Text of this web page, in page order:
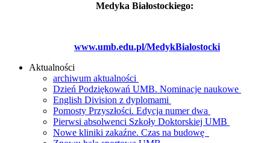
Medyka Białostockiego:
www.umb.edu.pl/MedykBialostocki
Aktualności
archiwum aktualności
Dzień Podziękowań UMB. Nominacje naukowe
English Division z dyplomami
Pomosty Przyszłości. Edycja numer dwa
Pierwsi absolwenci Szkoły Doktorskiej UMB
Nowe kliniki zakaźne. Czas na budowę